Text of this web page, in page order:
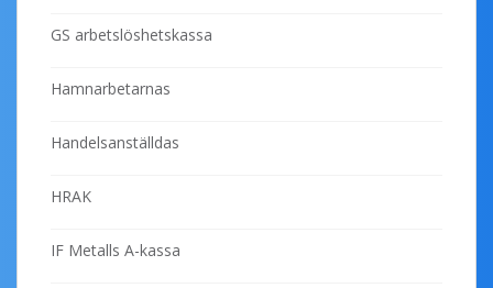
GS arbetslöshetskassa
Hamnarbetarnas
Handelsanställdas
HRAK
IF Metalls A-kassa